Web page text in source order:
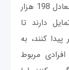
با توجه به هزینه‌های زندگی در این شهر معادل 198 هزار
دارند تا
کنند، به
به ‌افرادی مربوط